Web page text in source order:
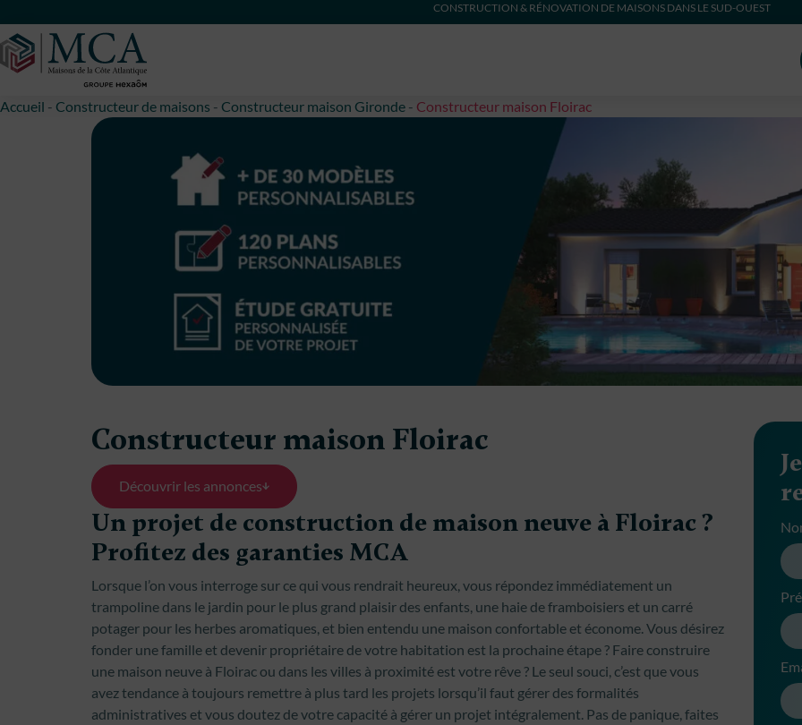
CONSTRUCTION & RÉNOVATION DE MAISONS DANS LE SUD-OUEST
Accueil - Constructeur de maisons - Constructeur maison Gironde - Constructeur maison Floirac
Constructeur maison Floirac
Découvrir les annonces
Un projet de construction de maison neuve à Floirac ?
Profitez des garanties MCA
Lorsque l’on vous interroge sur ce qui vous rendrait heureux, vous répondez immédiatement un
trampoline dans le jardin pour le plus grand plaisir des enfants, une haie de framboisiers et un carré
potager pour les herbes aromatiques, et bien entendu une maison confortable et économe. Vous désirez
fonder une famille et devenir propriétaire de votre habitation est la prochaine étape ? Faire construire
une maison neuve à Floirac ou dans les villes à proximité est votre rêve ? Le seul souci, c’est que vous
avez tendance à toujours remettre à plus tard les projets lorsqu’il faut gérer des formalités
administratives et vous doutez de votre capacité à gérer un projet intégralement. Pas de panique, faites